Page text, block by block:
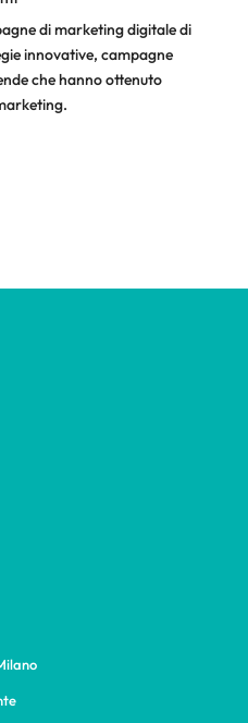
di marketing digitale di
innovative, campagne
che hanno ottenuto